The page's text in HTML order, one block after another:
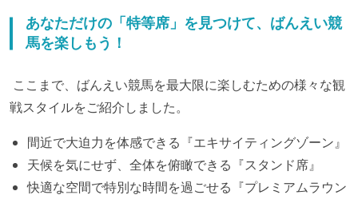
あなただけの「特等席」を見つけて、ばんえい競
馬を楽しもう！
ここまで、ばんえい競馬を最大限に楽しむための様々な観
戦スタイルをご紹介しました。
間近で大迫力を体感できる『エキサイティングゾーン』
天候を気にせず、全体を俯瞰できる『スタンド席』
快適な空間で特別な時間を過ごせる『プレミアムラウン